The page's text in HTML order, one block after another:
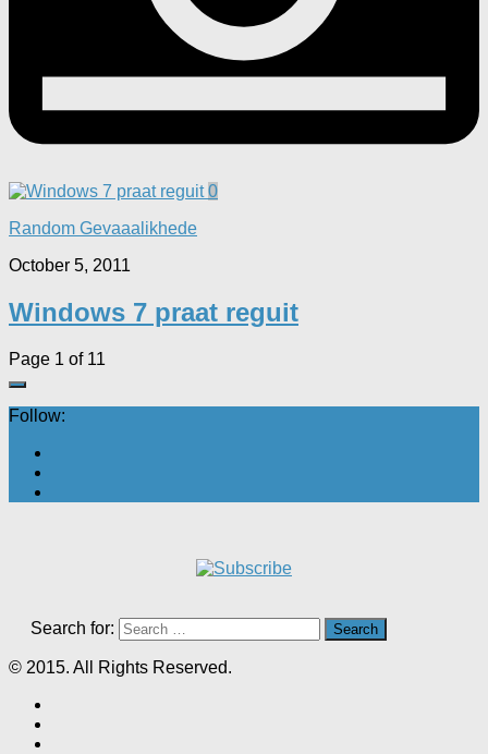
0
Random Gevaaalikhede
October 5, 2011
Windows 7 praat reguit
Page 1 of 11
Follow:
Search for:
© 2015. All Rights Reserved.